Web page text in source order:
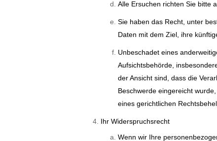
Alle Ersuchen richten Sie bitte
Sie haben das Recht, unter
Daten mit dem Ziel, ihre
Unbeschadet eines
Aufsichtsbehörde,
der Ansicht sind, dass die
Beschwerde eingereicht
eines gerichtlichen
Ihr Widerspruchsrecht
Wenn wir Ihre